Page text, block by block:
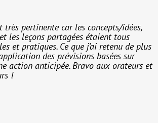
très pertinente car les concepts/idées,
les leçons partagées étaient tous
et pratiques. Ce que j’ai retenu de plus
des prévisions basées sur
action anticipée. Bravo aux orateurs et
!